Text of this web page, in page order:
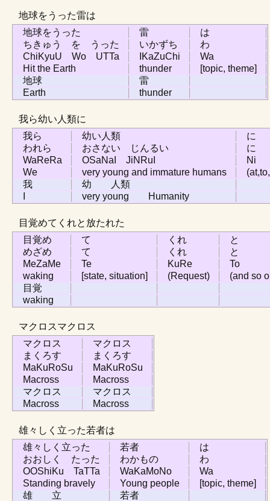
地球をうった雷は
地球をうった
雷
は
ちきゅう を うった
いかずち
わ
ChiKyuU Wo UTTa
IKaZuChi
Wa
Hit the Earth
thunder
[topic, theme]
地球
雷
Earth
thunder
我ら幼い人類に
我ら
幼い人類
に
われら
おさない じんるい
に
WaReRa
OSaNaI JiNRuI
Ni
We
very young and immature humans
我
幼 人類
very young Humanity
目覚めてくれと放たれた
目覚め
て くれ
と
めざめ
て くれ
と
MeZaMe
Te KuRe
To
waking
[state, situation] (Request)
(and so
目覚
waking
マクロスマクロス
マクロス
マクロス
まくろす
まくろす
MaKuRoSu
MaKuRoSu
Macross
Macross
マクロス
マクロス
Macross
Macross
雄々しく立った若者は
雄々しく立った
若者
は
おおしく たった
わかもの
わ
OOShiKu TaTTa
WaKaMoNo
Wa
Standing bravely
Young people
[topic, theme]
雄 立
若者